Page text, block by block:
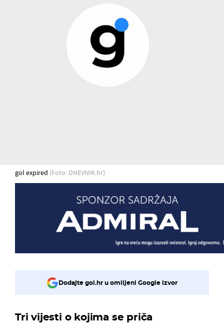
gol expired (Foto: DNEVNIK.hr)
Dodajte gol.hr u omiljeni Google izvor
Tri vijesti o kojima se priča